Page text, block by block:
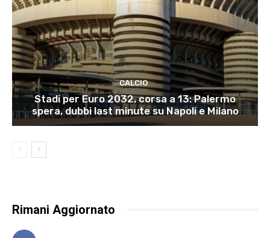
CALCIO
Stadi per Euro 2032, corsa a 13: Palermo
spera, dubbi last minute su Napoli e Milano
Rimani Aggiornato